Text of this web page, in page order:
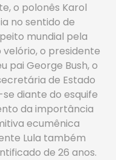
o polonês Karol
no sentido de
mundial pela
velório, o presidente
pai George Bush, o
de Estado
diante do esquife
da importância
ecumênica
Lula também
de 26 anos.